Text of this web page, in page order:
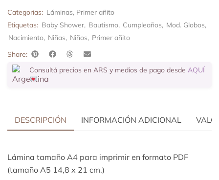
Categorias: Láminas, Primer añito
Etiquetas: Baby Shower, Bautismo, Cumpleaños, Mod. Globos,
Nacimiento, Niñas, Niños, Primer añito
Share:
Consultá precios en ARS y medios de pago desde AQUÍ
DESCRIPCIÓN INFORMACIÓN ADICIONAL
Lámina tamaño A4 para imprimir en formato PDF
(tamaño A5 14,8 x 21 cm.)